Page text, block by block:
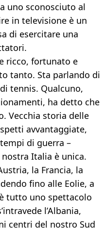
uno sconosciuto al
in televisione è un
di esercitare una
ricco, fortunato e
tanto. Sta parlando di
tennis. Qualcuno,
ha detto che
Vecchia storia delle
avvantaggiate,
di guerra –
Italia è unica.
la Francia, la
fino alle Eolie, a
tutto uno spettacolo
l’Albania,
centri del nostro Sud